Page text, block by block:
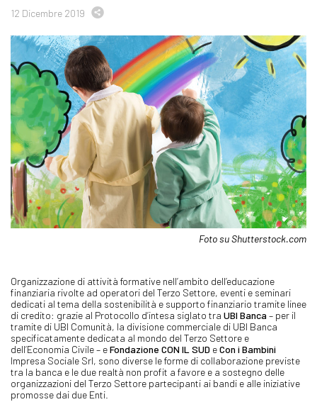
12 Dicembre 2019
Foto su Shutterstock.com
Organizzazione di attività formative nell’ambito dell’educazione
finanziaria rivolte ad operatori del Terzo Settore, eventi e seminari
dedicati al tema della sostenibilità e supporto finanziario tramite linee
di credito: grazie al Protocollo d’intesa siglato tra UBI Banca – per il
tramite di UBI Comunità, la divisione commerciale di UBI Banca
specificatamente dedicata al mondo del Terzo Settore e
dell’Economia Civile – eFondazione CON IL SUD eCon i Bambini
Impresa Sociale Srl, sono diverse le forme di collaborazione previste
tra la banca e le due realtà non profit a favore e a sostegno delle
organizzazioni del Terzo Settore partecipanti ai bandi e alle iniziative
promosse dai due Enti.